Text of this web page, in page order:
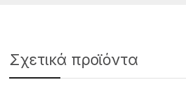
Σχετικά προϊόντα